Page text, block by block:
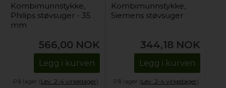
Kombimunnstykke,
Philips støvsuger - 35
mm
566,00 NOK
Legg i kurven
På lager (Lev. 2-4 virkedager).
Kombimunnstykke,
Siemens støvsuger
344,18 NOK
Legg i kurven
På lager (Lev. 2-4 virkedager).